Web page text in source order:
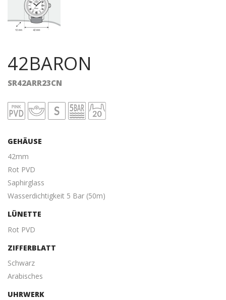
42BARON
SR42ARR23CN
GEHÄUSE
42mm
Rot PVD
Saphirglass
Wasserdichtigkeit 5 Bar (50m)
LÜNETTE
Rot PVD
ZIFFERBLATT
Schwarz
Arabisches
UHRWERK